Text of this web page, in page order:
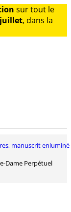
sur tout le
, dans la
manuscrit enluminé